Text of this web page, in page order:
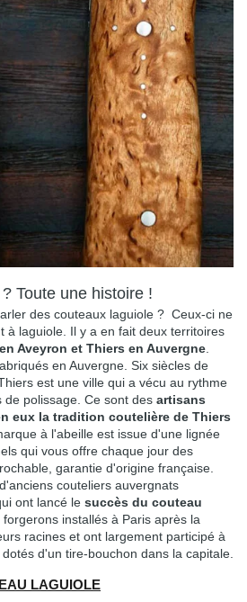
Toute une histoire !
des couteaux laguiole ? Ceux-ci ne
à laguiole. Il y a en fait deux territoires
Aveyron et Thiers en Auvergne
en Auvergne. Six siècles de
est une ville qui a vécu au rythme
polissage. Ce sont des artisans
eux la tradition coutelière de Thiers
à l'abeille est issue d'une lignée
qui vous offre chaque jour des
garantie d'origine française.
couteliers auvergnats
ont lancé le succès du couteau
forgerons installés à Paris après la
racines et ont largement participé à
d'un tire-bouchon dans la capitale.
LAGUIOLE